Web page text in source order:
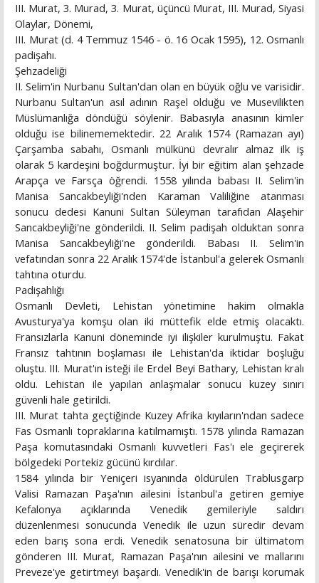
III. Murat, 3. Murad, 3. Murat, üçüncü Murat, III. Murad, Siyasi
Olaylar, Dönemi,
III. Murat (d. 4 Temmuz 1546 - ö. 16 Ocak 1595), 12. Osmanlı
padişahı.
Şehzadeliği
II. Selim'in Nurbanu Sultan'dan olan en büyük oğlu ve varisidir.
Nurbanu Sultan'un asıl adının Raşel olduğu ve Musevilikten
Müslümanlığa döndüğü söylenir. Babasıyla anasının kimler
olduğu ise bilinememektedir. 22 Aralık 1574 (Ramazan ayı)
Çarşamba sabahı, Osmanlı mülkünü devralır almaz ilk iş
olarak 5 kardeşini boğdurmuştur. İyi bir eğitim alan şehzade
Arapça ve Farsça öğrendi. 1558 yılında babası II. Selim'in
Manisa Sancakbeyliği'nden Karaman Valiliğine atanması
sonucu dedesi Kanuni Sultan Süleyman tarafıdan Alaşehir
Sancakbeyliği'ne gönderildi. II. Selim padişah olduktan sonra
Manisa Sancakbeyliği'ne gönderildi. Babası II. Selim'in
vefatından sonra 22 Aralık 1574'de İstanbul'a gelerek Osmanlı
tahtına oturdu.
Padişahlığı
Osmanlı Devleti, Lehistan yönetimine hakim olmakla
Avusturya'ya komşu olan iki müttefik elde etmiş olacaktı.
Fransızlarla Kanuni döneminde iyi ilişkiler kurulmuştu. Fakat
Fransız tahtının boşlaması ile Lehistan'da iktidar boşluğu
oluştu. III. Murat'ın isteği ile Erdel Beyi Bathary, Lehistan kralı
oldu. Lehistan ile yapılan anlaşmalar sonucu kuzey sınırı
güvenli hale getirildi.
III. Murat tahta geçtiğinde Kuzey Afrika kıyıların'ndan sadece
Fas Osmanlı topraklarına katılmamıştı. 1578 yılında Ramazan
Paşa komutasındaki Osmanlı kuvvetleri Fas'ı ele geçirerek
bölgedeki Portekiz gücünü kırdılar.
1584 yılında bir Yeniçeri isyanında öldürülen Trablusgarp
Valisi Ramazan Paşa'nın ailesini İstanbul'a getiren gemiye
Kefalonya açıklarında Venedik gemileriyle saldırı
düzenlenmesi sonucunda Venedik ile uzun süredir devam
eden barış sona erdi. Venedik senatosuna bir ültimatom
gönderen III. Murat, Ramazan Paşa'nın ailesini ve mallarını
Preveze'ye getirtmeyi başardı. Venedik'in de barışı korumak